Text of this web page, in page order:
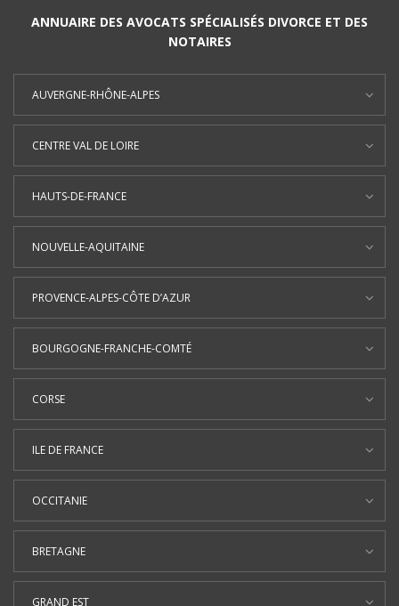
ANNUAIRE DES AVOCATS SPÉCIALISÉS DIVORCE ET DES
NOTAIRES
AUVERGNE-RHÔNE-ALPES
CENTRE VAL DE LOIRE
HAUTS-DE-FRANCE
NOUVELLE-AQUITAINE
PROVENCE-ALPES-CÔTE D’AZUR
BOURGOGNE-FRANCHE-COMTÉ
CORSE
ILE DE FRANCE
OCCITANIE
BRETAGNE
GRAND EST